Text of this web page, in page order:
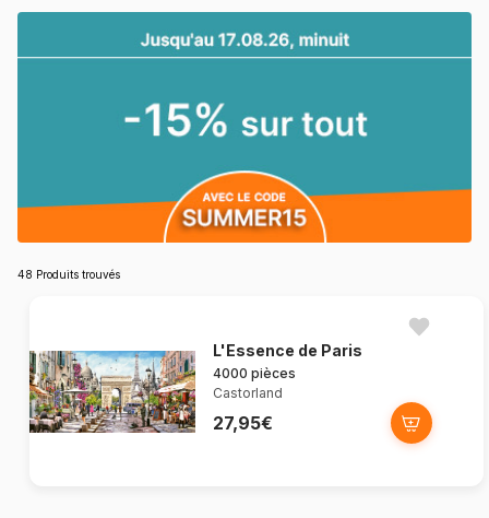
48 Produits trouvés
L'Essence de Paris
4000 pièces
Castorland
27,95€